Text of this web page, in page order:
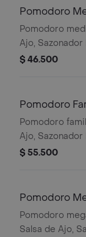
Pomodoro
Pomodoro
Ajo,
Pepperoncini.
$ 46.500
Pomodoro
Pomodoro
Ajo,
Pepperoncini.
$ 55.500
Pomodoro
Pomodoro
Salsa de Ajo,